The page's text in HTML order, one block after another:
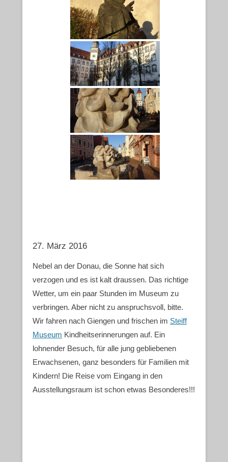
27. März 2016
Nebel an der Donau, die Sonne hat sich
verzogen und es ist kalt draussen. Das richtige
Wetter, um ein paar Stunden im Museum zu
verbringen. Aber nicht zu anspruchsvoll, bitte.
Wir fahren nach Giengen und frischen im Steiff
Museum Kindheitserinnerungen auf. Ein
lohnender Besuch, für alle jung gebliebenen
Erwachsenen, ganz besonders für Familien mit
Kindern! Die Reise vom Eingang in den
Ausstellungsraum ist schon etwas Besonderes!!!